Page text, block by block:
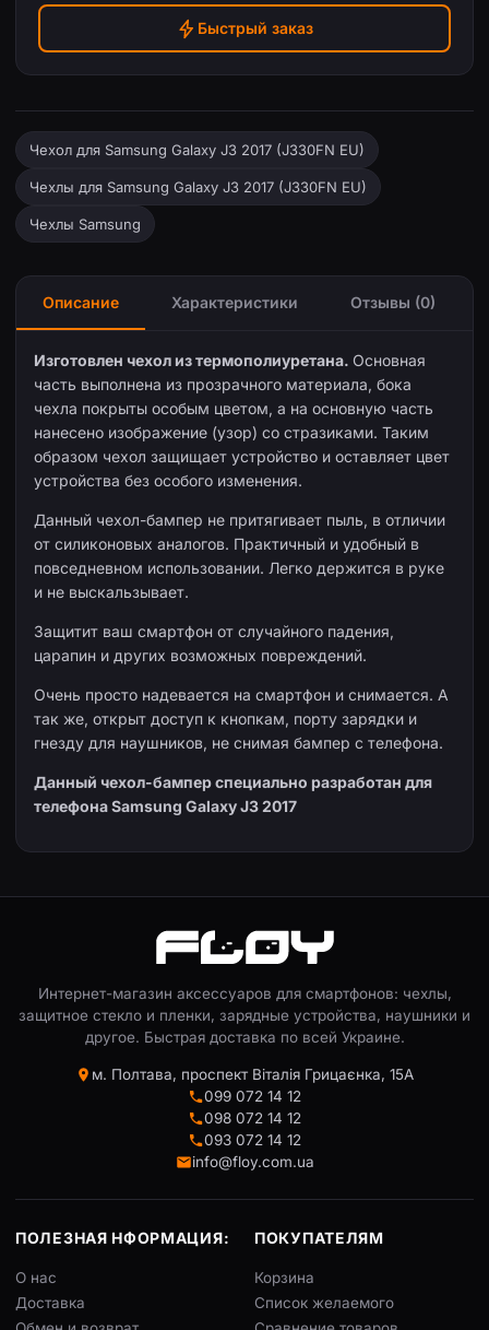
Быстрый заказ
Чехол для Samsung Galaxy J3 2017 (J330FN EU)
Чехлы для Samsung Galaxy J3 2017 (J330FN EU)
Чехлы Samsung
Описание Характеристики Отзывы (0)
Изготовлен чехол из термополиуретана. Основная
часть выполнена из прозрачного материала, бока
чехла покрыты особым цветом, а на основную часть
нанесено изображение (узор) со стразиками. Таким
образом чехол защищает устройство и оставляет цвет
устройства без особого изменения.
Данный чехол-бампер не притягивает пыль, в отличии
от силиконовых аналогов. Практичный и удобный в
повседневном использовании. Легко держится в руке
и не выскальзывает.
Защитит ваш смартфон от случайного падения,
царапин и других возможных повреждений.
Очень просто надевается на смартфон и снимается. А
так же, открыт доступ к кнопкам, порту зарядки и
гнезду для наушников, не снимая бампер с телефона.
Данный чехол-бампер специально разработан для
телефона Samsung Galaxy J3 2017
Интернет-магазин аксессуаров для смартфонов: чехлы,
защитное стекло и пленки, зарядные устройства, наушники и
другое. Быстрая доставка по всей Украине.
м. Полтава, проспект Віталія Грицаєнка, 15А
099 072 14 12
098 072 14 12
093 072 14 12
info@floy.com.ua
ПОЛЕЗНАЯ НФОРМАЦИЯ:
О нас
Доставка
ПОКУПАТЕЛЯМ
Корзина
Список желаемого